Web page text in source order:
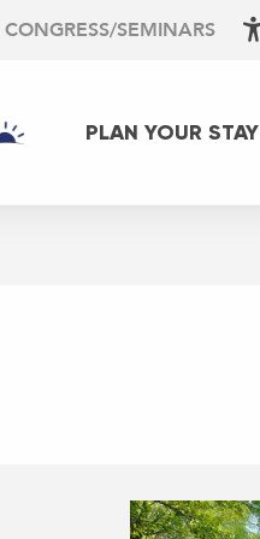
CONGRESS/SEMINARS
PLAN YOUR STAY